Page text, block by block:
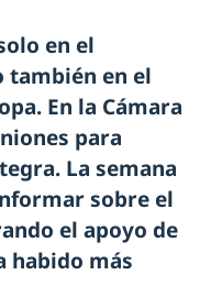
en el
también en el
En la Cámara
para
La semana
sobre el
el apoyo de
habido más